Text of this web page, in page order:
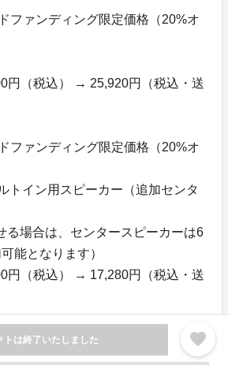
トは終了いたしました favorite
ファンディング限定価格（20%オ
円（税込） → 25,920円（税込・送
ファンディング限定価格（20%オ
イン用スピーカー（追加センタ
場合は、センタースピーカーは6
能となります）
円（税込） → 17,280円（税込・送